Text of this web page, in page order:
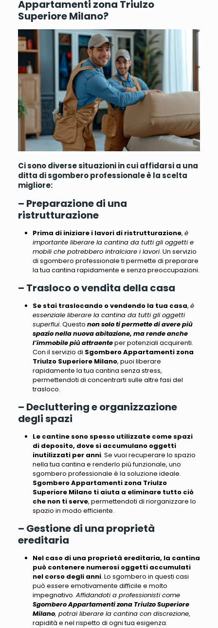
Appartamenti zona Triulzo
Superiore Milano?
Ci sono diverse situazioni in cui affidarsi a una
ditta di sgombero professionale è la scelta
migliore:
– Preparazione di una
ristrutturazione
Prima di iniziare i lavori di ristrutturazione, è
importante liberare la cantina da tutti gli oggetti e
mobili che potrebbero intralciare i lavori. Un servizio
di sgombero professionale ti permette di preparare
la tua cantina rapidamente e senza preoccupazioni.
– Trasloco o vendita della casa
Se stai traslocando o vendendo la tua casa, è
essenziale liberare la cantina da tutti gli oggetti
superflui. Questo non solo ti permette di avere più
spazio nella nuova abitazione, ma rende anche
l’immobile più attraenteper potenziali acquirenti.
Con il servizio di Sgombero Appartamenti zona
Triulzo Superiore Milano, puoi liberare
rapidamente la tua cantina senza stress,
permettendoti di concentrarti sulle altre fasi del
trasloco.
– Decluttering e organizzazione
degli spazi
Le cantine sono spesso utilizzate come spazi
di deposito, dove si accumulano oggetti
inutilizzati per anni. Se vuoi recuperare lo spazio
nella tua cantina e renderlo più funzionale, uno
sgombero professionale è la soluzione ideale.
Sgombero Appartamenti zona Triulzo
Superiore Milano ti aiuta a eliminare tutto ciò
che non ti serve, permettendoti di riorganizzare lo
spazio in modo efficiente.
– Gestione di una proprietà
ereditaria
Nel caso di una proprietà ereditaria, la cantina
può contenere numerosi oggetti accumulati
nel corso degli anni. Lo sgombero in questi casi
può essere emotivamente difficile e molto
impegnativo. Affidandoti a professionisti come
Sgombero Appartamenti zona Triulzo Superiore
Milano, potrai liberare la cantina con discrezione,
rapidità e nel rispetto di ogni tua esigenza.